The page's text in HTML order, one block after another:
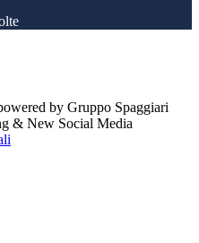
by Gruppo Spaggiari
& New Social Media